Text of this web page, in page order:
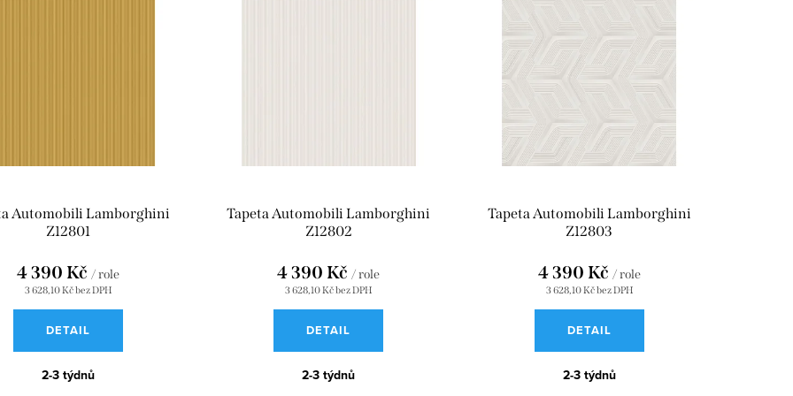
Automobili Lamborghini
Z12801
3 628,10 Kč bez DPH
4 390 Kč / role
DETAIL
2-3 týdnů
Tapeta Automobili Lamborghini
Z12802
3 628,10 Kč bez DPH
4 390 Kč/ role
DETAIL
2-3 týdnů
Tapeta Automobili Lamborghini
Z12803
3 628,10 Kč bez DPH
4 390 Kč / role
DETAIL
2-3 týdnů